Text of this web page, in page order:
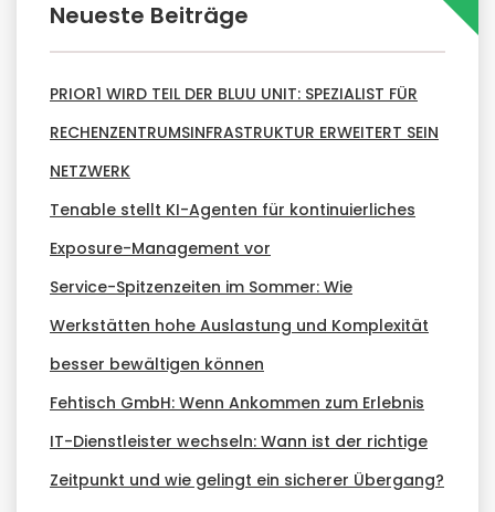
Neueste Beiträge
PRIOR1 WIRD TEIL DER BLUU UNIT: SPEZIALIST FÜR
RECHENZENTRUMSINFRASTRUKTUR ERWEITERT SEIN
NETZWERK
Tenable stellt KI-Agenten für kontinuierliches
Exposure-Management vor
Service-Spitzenzeiten im Sommer: Wie
Werkstätten hohe Auslastung und Komplexität
besser bewältigen können
Fehtisch GmbH: Wenn Ankommen zum Erlebnis
IT-Dienstleister wechseln: Wann ist der richtige
Zeitpunkt und wie gelingt ein sicherer Übergang?